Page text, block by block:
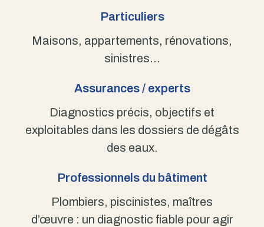
Particuliers
Maisons, appartements, rénovations,
sinistres…
Assurances / experts
Diagnostics précis, objectifs et
exploitables dans les dossiers de dégâts
des eaux.
Professionnels du bâtiment
Plombiers, piscinistes, maîtres
d’œuvre : un diagnostic fiable pour agir